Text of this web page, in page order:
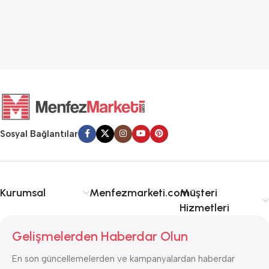
Sosyal Bağlantılar
Kurumsal Menfezmarketi.comMüşteri
Hizmetleri
Gelişmelerden Haberdar Olun
En son güncellemelerden ve kampanyalardan haberdar